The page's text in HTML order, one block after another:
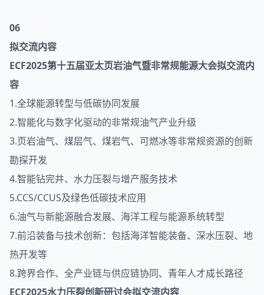
06
拟交流内容
ECF2025第十五届亚太页岩油气暨非常规能源大会拟交流内
容
1.全球能源转型与低碳协同发展
2.智能化与数字化驱动的非常规油气产业升级
3.页岩油气、煤层气、煤岩气、可燃冰等非常规资源的创新
勘探开发
4.智能钻完井、水力压裂与增产服务技术
5.CCS/CCUS及绿色低碳技术应用
6.油气与新能源融合发展、海洋工程与能源系统转型
7.前沿装备与技术创新：包括海洋智能装备、深水压裂、地
热开发等
8.跨界合作、全产业链与供应链协同、青年人才成长路径
ECF2025水力压裂创新研讨会拟交流内容